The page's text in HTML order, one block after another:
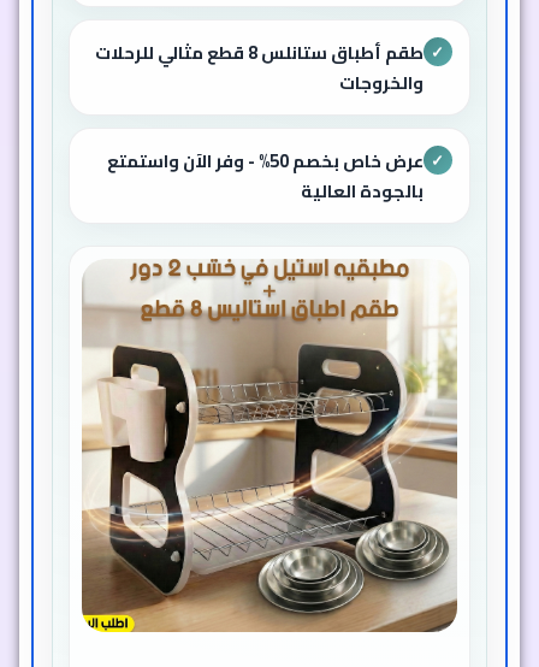
✓
طقم أطباق ستانلس 8 قطع مثالي للرحلات
والخروجات
✓
عرض خاص بخصم 50% - وفر الآن واستمتع
بالجودة العالية